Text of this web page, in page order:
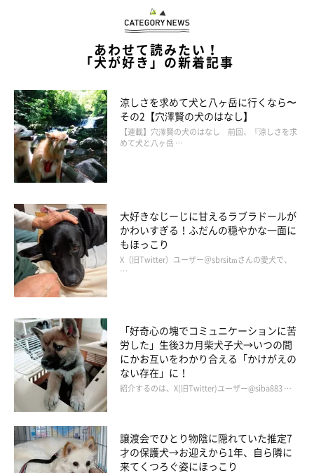
あご乗せ姿にキュン♡
@mofushibarope
独特な柴距離を見せたロペさん。気になる「その後」について、
飼い主さんにお話を聞いてみました！
飼い主さん：
「『なにその微妙な距離感…こっちくればいいのに』と思いまし
た（笑） その後も微動だにせず、延々とその場に佇んでいて、
ほんとに謎です」
あわせて読みたい！
「犬が好き」の新着記事
涼しさを求めて犬と八ヶ岳に行くなら〜
その2【穴澤賢の犬のはなし】
【連載】穴澤賢の犬のはなし 前回、『涼しさを求
めて犬と八ヶ岳 …
大好きなじーじに甘えるラブラドールが
かわいすぎる！ふだんの穏やかな一面に
もほっこり
X（旧Twitter）ユーザー＠sbrsitmさんの愛犬で、
…
「好奇心の塊でコミュニケーションに苦
労した」生後3カ月柴犬子犬→いつの間
にかお互いをわかり合える「かけがえの
ない存在」に！
紹介するのは、X(旧Twitter)ユーザー@siba883 …
譲渡会でひとり物陰に隠れていた推定7
才の保護犬→お迎えから1年、自ら隣に
来てくつろぐ姿にほっこり